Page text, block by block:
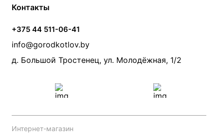
Банные печи
Камины и печи
Насосы
Дымоходы
Статьи
Акции
Производители
Монтаж систем отопления
Прайс по монтажу систем отопления
Проект систем отопления
Контакты
+375 44 511-06-41
info@gorodkotlov.by
д. Большой Тростенец, ул. Молодёжная, 1/2
Интернет-магазин